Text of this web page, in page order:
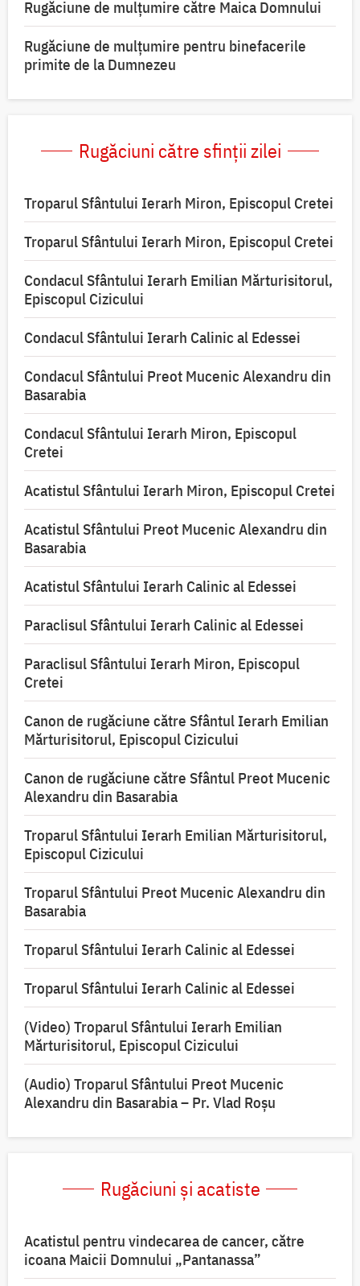
Rugăciune de mulţumire către Maica Domnului
Rugăciune de mulțumire pentru binefacerile
primite de la Dumnezeu
Rugăciuni către sfinții zilei
Troparul Sfântului Ierarh Miron, Episcopul Cretei
Troparul Sfântului Ierarh Miron, Episcopul Cretei
Condacul Sfântului Ierarh Emilian Mărturisitorul,
Episcopul Cizicului
Condacul Sfântului Ierarh Calinic al Edessei
Condacul Sfântului Preot Mucenic Alexandru din
Basarabia
Condacul Sfântului Ierarh Miron, Episcopul
Cretei
Acatistul Sfântului Ierarh Miron, Episcopul Cretei
Acatistul Sfântului Preot Mucenic Alexandru din
Basarabia
Acatistul Sfântului Ierarh Calinic al Edessei
Paraclisul Sfântului Ierarh Calinic al Edessei
Paraclisul Sfântului Ierarh Miron, Episcopul
Cretei
Canon de rugăciune către Sfântul Ierarh Emilian
Mărturisitorul, Episcopul Cizicului
Canon de rugăciune către Sfântul Preot Mucenic
Alexandru din Basarabia
Troparul Sfântului Ierarh Emilian Mărturisitorul,
Episcopul Cizicului
Troparul Sfântului Preot Mucenic Alexandru din
Basarabia
Troparul Sfântului Ierarh Calinic al Edessei
Troparul Sfântului Ierarh Calinic al Edessei
(Video) Troparul Sfântului Ierarh Emilian
Mărturisitorul, Episcopul Cizicului
(Audio) Troparul Sfântului Preot Mucenic
Alexandru din Basarabia – Pr. Vlad Roșu
Rugăciuni și acatiste
Acatistul pentru vindecarea de cancer, către
icoana Maicii Domnului „Pantanassa”